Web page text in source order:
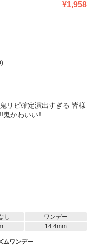
¥1,958
)
リピ確定演出すぎる 皆様
鬼かわいい‼️
し
ワンデー
14.4mm
ムワンデー